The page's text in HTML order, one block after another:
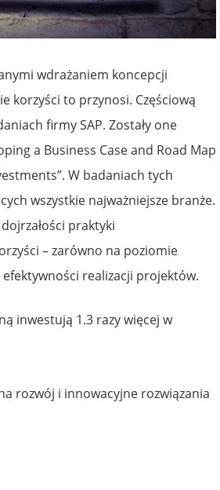
wdrażaniem koncepcji
korzyści to przynosi. Częściową
firmy SAP. Zostały one
a Business Case and Road Map
W badaniach tych
wszystkie najważniejsze branże.
praktyki
– zarówno na poziomie
efektywności realizacji projektów.
inwestują 1.3 razy więcej w